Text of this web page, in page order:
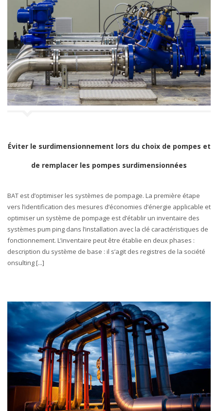
Éviter le surdimensionnement lors du choix de pompes et
de remplacer les pompes surdimensionnées
BAT est d’optimiser les systèmes de pompage. La première étape
vers l’identification des mesures d’économies d’énergie applicable et
optimiser un système de pompage est d’établir un inventaire des
systèmes pum ping dans l’installation avec la clé caractéristiques de
fonctionnement. L’inventaire peut être établie en deux phases :
description du système de base : il s’agit des registres de la société
onsulting [...]